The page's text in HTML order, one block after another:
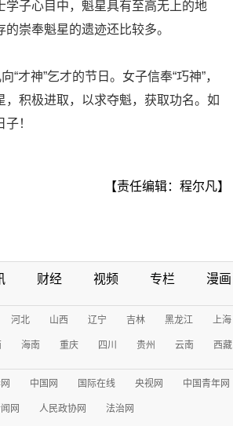
子心目中，魁星具有至高无上的地
崇奉魁星的遗迹还比较多。
才神”乞才的节日。女子信奉“巧神”，
积极进取，以求夺魁，获取功名。如
！
【责任编辑：程尔凡】
财经 视频 专栏 漫画
河北 山西 辽宁 吉林 黑龙江 上海
海南 重庆 四川 贵州 云南 西藏
中国网 国际在线 央视网 中国青年网
网 人民政协网 法治网